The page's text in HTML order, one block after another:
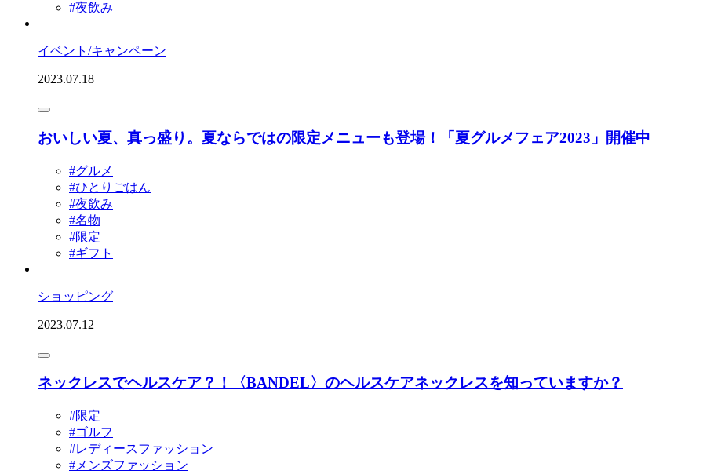
#夜飲み
イベント/キャンペーン
2023.07.18
おいしい夏、真っ盛り。夏ならではの限定メニューも登場！「夏グルメフェア2023」開催中
#グルメ
#ひとりごはん
#夜飲み
#名物
#限定
#ギフト
ショッピング
2023.07.12
ネックレスでヘルスケア？！〈BANDEL〉のヘルスケアネックレスを知っていますか？
#限定
#ゴルフ
#レディースファッション
#メンズファッション